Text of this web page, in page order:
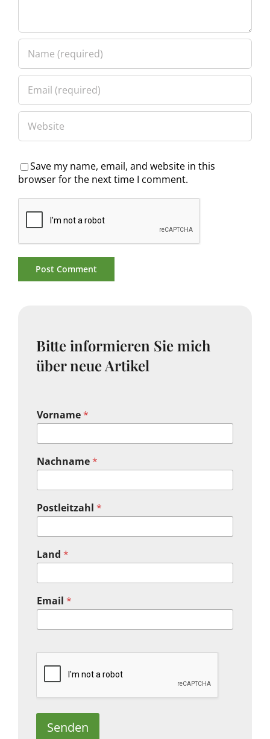
Save my name, email, and website in this
browser for the next time I comment.
Bitte informieren Sie mich
über neue Artikel
Vorname*
Nachname*
Postleitzahl *
Land *
Email *
Senden